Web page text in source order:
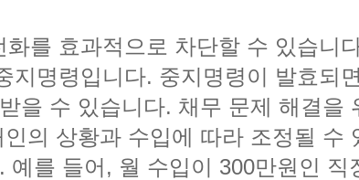
를 효과적으로 차단할 수 있습니
지명령입니다. 중지명령이 발효되
을 수 있습니다. 채무 문제 해결을
의 상황과 수입에 따라 조정될 수
를 들어, 월 수입이 300만원인